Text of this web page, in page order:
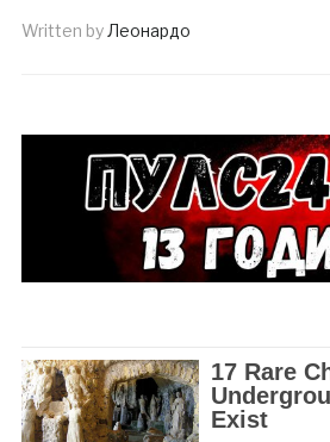
Written byЛеонардо